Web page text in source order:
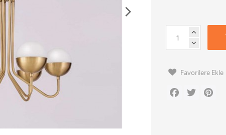
Favorilere Ekle
Facebook
Twitter